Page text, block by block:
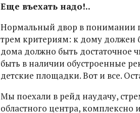
Еще въехать надо!..
Нормальный двор в понимании
трем критериям: к дому должен
дома должно быть достаточное
быть в наличии обустроенные
детские площадки. Вот и все.
Мы поехали в рейд наудачу,
областного центра, комплексно